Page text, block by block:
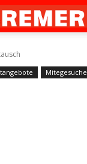
Mitegesuche